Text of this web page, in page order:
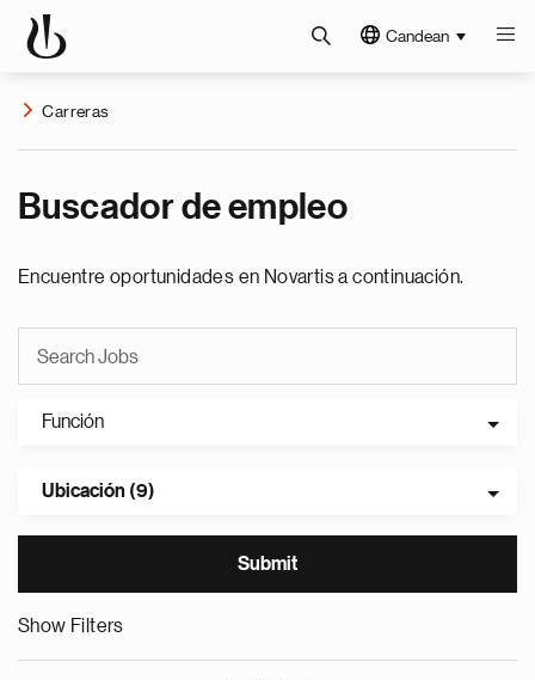
Candean
Carreras
Buscador de empleo
Encuentre oportunidades en Novartis a continuación.
Función
Ubicación (9)
Show Filters